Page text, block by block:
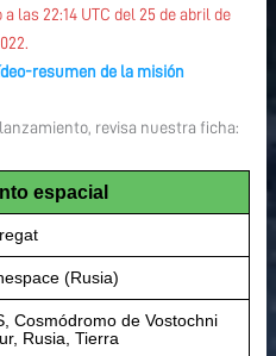
las 22:14 UTC del 25 de abril de
resumen de la misión
revisa nuestra ficha:
espacial
(Rusia)
Cosmódromo de Vostochni
Rusia, Tierra